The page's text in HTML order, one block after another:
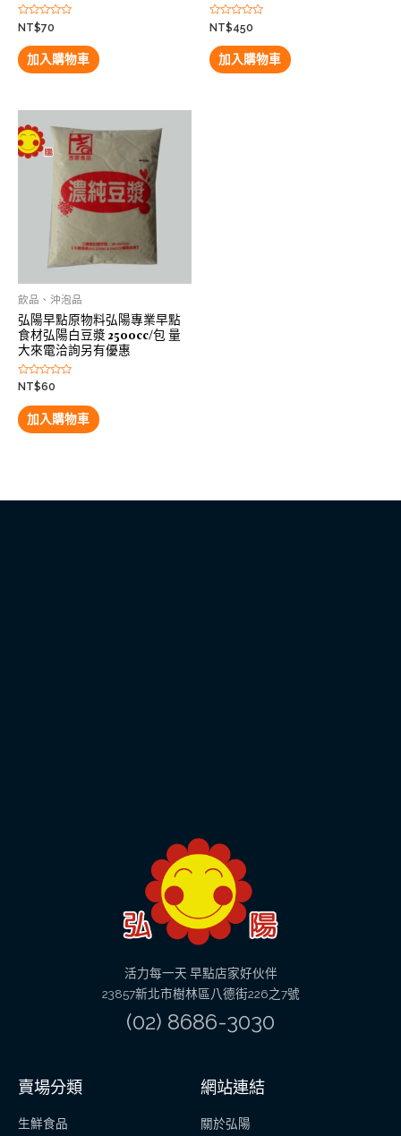
評
分
滿
分
5
NT$70
加入購物車
評
分
滿
分
5
NT$450
加入購物車
飲品、沖泡品
弘陽早點原物料弘陽專業早點
食材弘陽白豆漿 2500cc/包 量
大來電洽詢另有優惠
評
滿
分
5
NT$60
加入購物車
活力每一天 早點店家好伙伴
23857新北市樹林區八德街226之7號
(02) 8686-3030
賣場分類
生鮮食品
網站連結
關於弘陽